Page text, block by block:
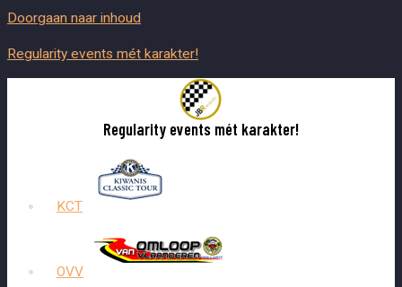
Doorgaan naar inhoud
Regularity events mét karakter!
Regularity events mét karakter!
KCT
OVV